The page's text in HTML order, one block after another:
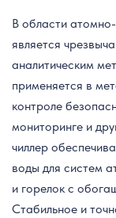
В области
является
аналитическим
применяется в
контроле
мониторинге и
чиллер
воды для систем
и горелок с
Стабильное и